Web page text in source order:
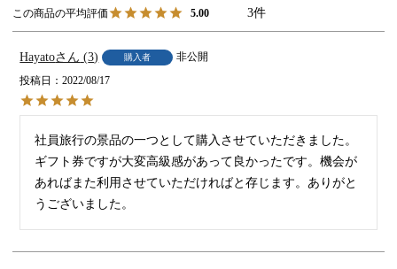
5.00 3
Hayato 3 購入者
非公開
投稿日
2022/08/17
社員旅行の景品の一つとして購入させていただきました。
ギフト券ですが大変高級感があって良かったです。機会が
あればまた利用させていただければと存じます。ありがと
うございました。